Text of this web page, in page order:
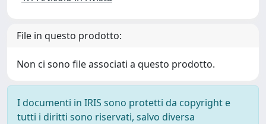
File in questo prodotto:
Non ci sono file associati a questo prodotto.
I documenti in IRIS sono protetti da copyright e
tutti i diritti sono riservati, salvo diversa